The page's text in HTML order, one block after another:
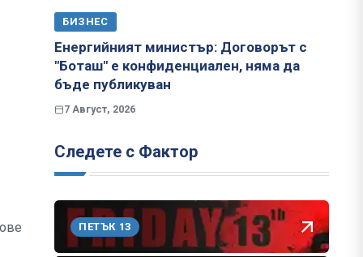
БИЗНЕС
Енергийният министър: Договорът с
"Боташ" е конфиденциален, няма да
бъде публикуван
7 Август, 2026
Следете с Фактор
ПЕТЪК 13